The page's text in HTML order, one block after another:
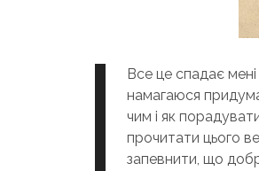
Все це спадає
намагаюся
чим і як
прочитати цього
запевнити, що